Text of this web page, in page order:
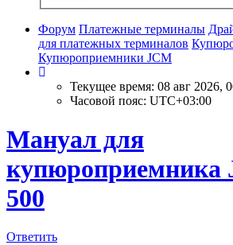
Форум Платежные терминалы
для платежных терминалов
Купюроприемники JCM
Текущее время: 08 авг 2026,
Часовой пояс: UTC+03:00
Мануал для
купюроприемника
500
Ответить